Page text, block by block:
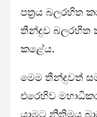
පත්‍රය බලරහිත
තීන්දුව බලරහිත
කළේය.
මෙම තීන්දුවත්
එරෙහිව
යාමට නීතිමය